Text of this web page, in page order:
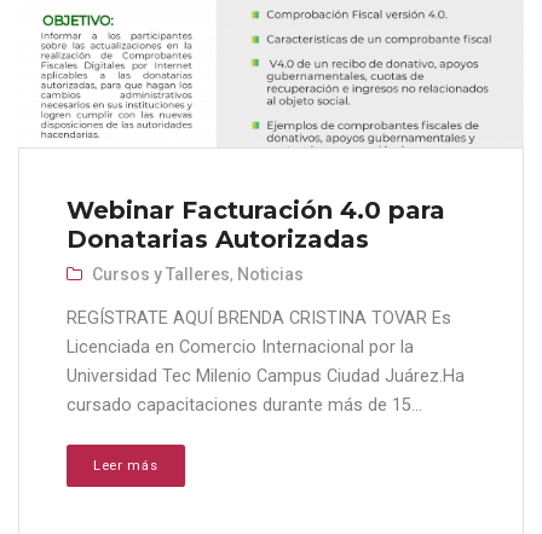
Webinar Facturación 4.0 para
Donatarias Autorizadas
Cursos y Talleres, Noticias
REGÍSTRATE AQUÍ BRENDA CRISTINA TOVAR Es
Licenciada en Comercio Internacional por la
Universidad Tec Milenio Campus Ciudad Juárez.Ha
cursado capacitaciones durante más de 15...
Leer más